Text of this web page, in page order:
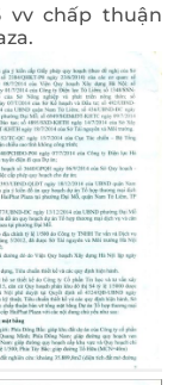
vv chấp thuận